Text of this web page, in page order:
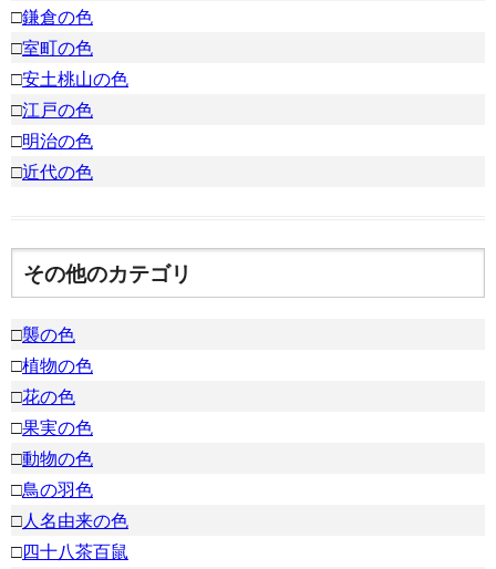
□鎌倉の色
□室町の色
□安土桃山の色
□江戸の色
□明治の色
□近代の色
その他のカテゴリ
□襲の色
□植物の色
□花の色
□果実の色
□動物の色
□鳥の羽色
□人名由来の色
□四十八茶百鼠